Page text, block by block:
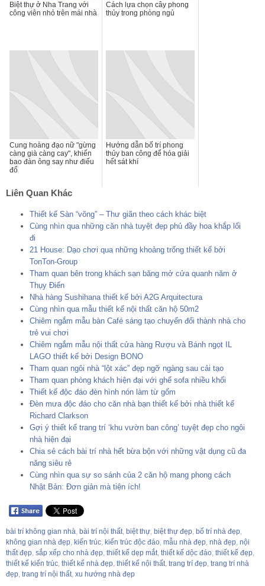
Biệt thự ở Nha Trang với
công viên nhỏ trên mái nhà
Cách lựa chọn cây phong
thủy trong phòng ngủ
Cung hoàng đạo nữ "gừng
càng già càng cay", khiến
bao đàn ông say như điếu
đổ
Hướng dẫn bố trí phong
thủy ban công để hóa giải
hết sát khí
Liên Quan Khác
Thiết kế Sàn “võng” – Thư giãn theo cách khác biệt
Cùng nhìn qua những căn nhà tuyệt đẹp phủ đầy hoa khắp lối
đi
21 House: Dạo chơi qua những khoảng trống thiết kế bởi
TonTon-Group
Tham quan bên trong khách sạn băng mở cửa quanh năm ở
Thụy Điển
Nhà hàng Sushihana thiết kế bởi A2G Arquitectura
Cùng nhìn qua mẫu thiết kế nội thất căn hộ 50m2
Chiêm ngắm mẫu bàn Café sáng tạo chuyển đổi thành nhà cho
trẻ vui chơi
Chiêm ngắm mẫu nội thất cửa hàng Rượu và Bánh ngọt IL
LAGO thiết kế bởi Design BONO
Tham quan ngôi nhà “lột xác” đẹp ngỡ ngàng sau cải tạo
Tham quan phòng khách hiện đại với ghế sofa nhiều khối
Thiết kế độc đáo đèn hình nón làm từ gốm
Đèn mưa độc đáo cho căn nhà bạn thiết kế bởi nhà thiết kế
Richard Clarkson
Gợi ý thiết kế trang trí ‘khu vườn ban công’ tuyệt đẹp cho ngôi
nhà hiện đại
Chia sẻ cách bài trí nhà hết bừa bộn với những vật dụng cũ đa
năng siêu rẻ
Cùng nhìn qua sự so sánh của 2 căn hộ mang phong cách
Nhật Bản: Đơn giản mà tiện ích!
bài trí không gian nhà, bài trí nội thất, biệt thự, biệt thự đẹp, bố trí nhà đẹp,
không gian nhà đẹp, kiến trúc, kiến trúc độc đáo, mẫu nhà đẹp, nhà đẹp, nội
thất đẹp, sắp xếp cho nhà đẹp, thiết kế dẹp mắt, thiết kế dộc đáo, thiết kế đẹp,
thiết kế kiến trúc, thiết kế nhà đẹp, thiết kế nội thất, trang trí đẹp, trang trí nhà
đẹp, trang trí nội thất, xu hướng nhà đẹp